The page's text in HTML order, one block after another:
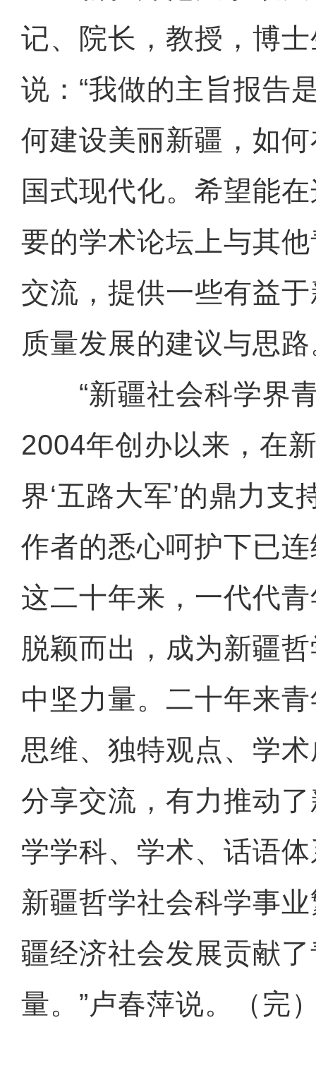
记、院长，教授，博
说：“我做的主旨报告
何建设美丽新疆，如
国式现代化。希望能
要的学术论坛上与其
交流，提供一些有益
质量发展的建议与思路
“新疆社会科学界青
2004年创办以来，在
界‘五路大军’的鼎力支
作者的悉心呵护下已
这二十年来，一代代
脱颖而出，成为新疆
中坚力量。二十年来
思维、独特观点、学
分享交流，有力推动
学学科、学术、话语
新疆哲学社会科学事
疆经济社会发展贡献
量。”卢春萍说。（完